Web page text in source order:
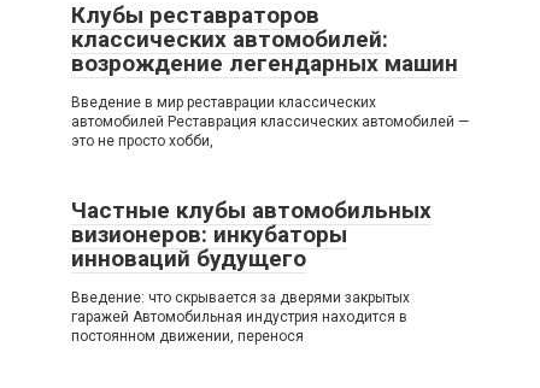
Клубы реставраторов
классических автомобилей:
возрождение легендарных машин
Введение в мир реставрации классических
автомобилей Реставрация классических автомобилей —
это не просто хобби,
Частные клубы автомобильных
визионеров: инкубаторы
инноваций будущего
Введение: что скрывается за дверями закрытых
гаражей Автомобильная индустрия находится в
постоянном движении, перенося